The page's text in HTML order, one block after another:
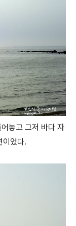
놓고 그저 바다 자
이었다.